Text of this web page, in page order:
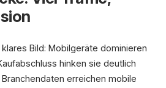
des Traffics
Bild: Mobilgeräte dominieren
hinken sie deutlich
erreichen mobile